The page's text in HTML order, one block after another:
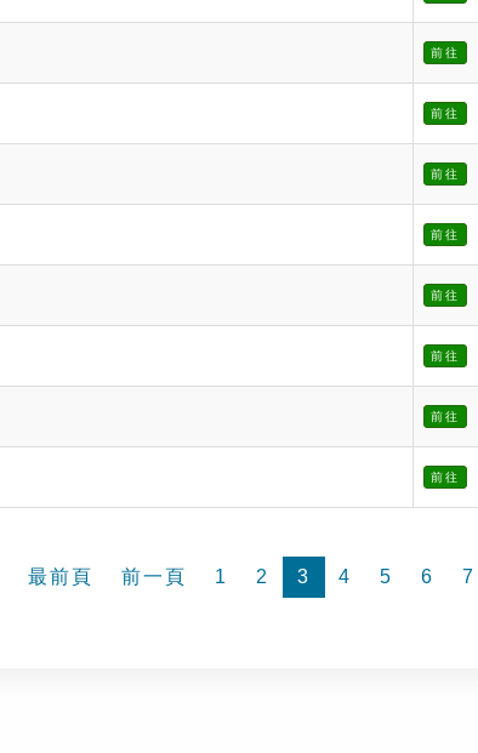
前往
前往
前往
前往
前往
前往
前往
前往
最前頁 前一頁 1 2 3 4 5 6 7